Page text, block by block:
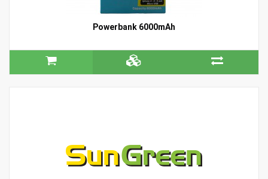
Powerbank 6000mAh